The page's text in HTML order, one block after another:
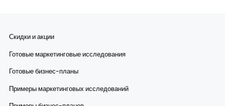
Скидки и акции
Готовые маркетинговые исследования
Готовые бизнес-планы
Примеры маркетинговых исследований